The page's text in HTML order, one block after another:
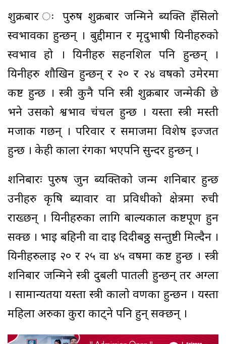
शुक्रबार ः पुरुष शुक्रबार जन्मिने ब्यक्ति हँसिलो
स्वभावका हुन्छन् । बुद्दीमान र मृदुभाषी यिनीहरुको
स्वभाव हो । यिनीहरु सहनशिल पनि हुन्छन् ।
यिनीहरु शौखिन हुन्छन् र २० र २४ वर्षको उमेरमा
कष्ट हुन्छ । स्त्री कुनै पनि स्त्री शुक्रबार जन्मेकी छे
भने उसको श्वभाव चंचल हुन्छ । यस्ता स्त्री मस्ती
मजाक गर्छन् । परिवार र समाजमा विशेष इज्जत
हुन्छ । केही काला रंगका भएपनि सुन्दर हुन्छन् ।
शनिबारः पुरुष जुन ब्यक्तिको जन्म शनिबार हुन्छ
उनीहरु कृषि ब्यावार वा प्रविधीको क्षेत्रमा रुची
राख्छन् । यिनीहरुका लागि बाल्यकाल कष्टपूर्ण हुन
सक्छ । भाइ बहिनी वा दाइ दिदीबठ्ठ सन्तुष्टी मिल्दैन ।
यिनीहरुलाई २० र २५ वा ४५ वर्षमा कष्ट हुन्छ । स्त्री
शनिबार जन्मिने स्त्री दुबली पातली हुन्छन् तर अग्ला
। सामान्यतया यस्ता स्त्री कालो वर्णका हुन्छन । यस्ता
महिला अरुका कुरा काट्ने पनि हुन् सक्छन् ।